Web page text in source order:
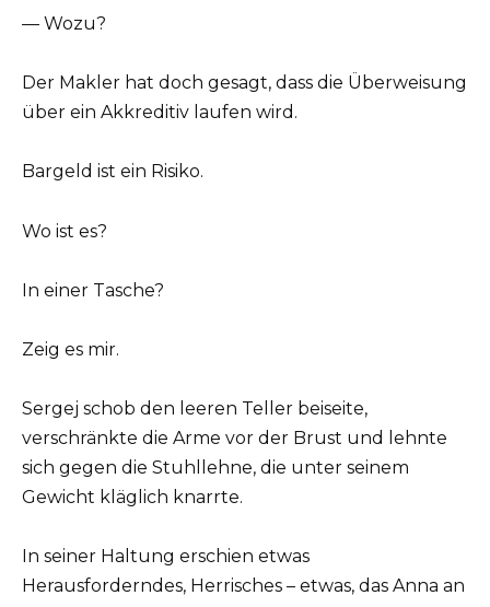
— Wozu?
Der Makler hat doch gesagt, dass die Überweisung
über ein Akkreditiv laufen wird.
Bargeld ist ein Risiko.
Wo ist es?
In einer Tasche?
Zeig es mir.
Sergej schob den leeren Teller beiseite,
verschränkte die Arme vor der Brust und lehnte
sich gegen die Stuhllehne, die unter seinem
Gewicht kläglich knarrte.
In seiner Haltung erschien etwas
Herausforderndes, Herrisches – etwas, das Anna an